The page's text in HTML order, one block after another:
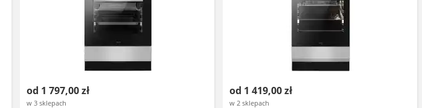
od 1 797,00 zł
w 3 sklepach
od 1 419,00 zł
w 2 sklepach